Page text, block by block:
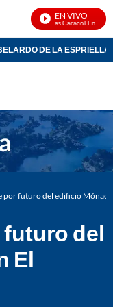
EN VIVO
Noticias Caracol En Vivo
DE LA ESPRIELLA
futuro del edificio Mónaco
del
El